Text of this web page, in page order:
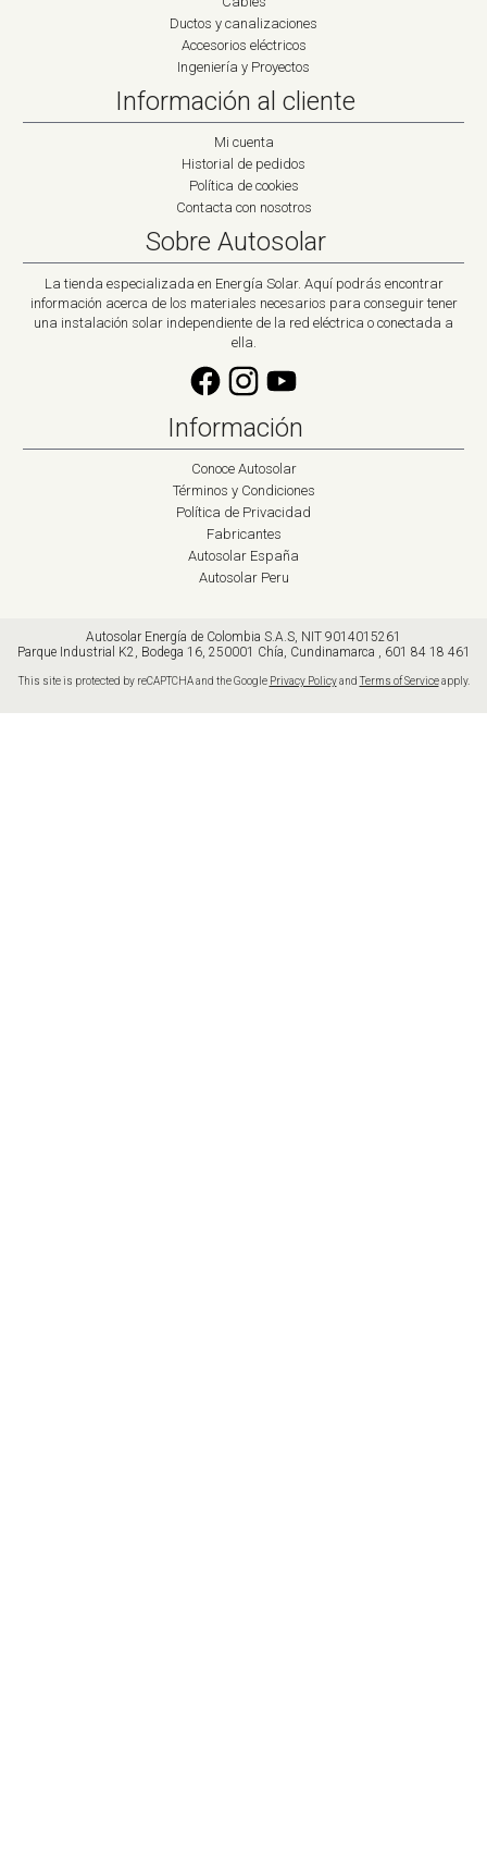
Ductos y canalizaciones
Accesorios eléctricos
Ingeniería y Proyectos
Información al cliente
Mi cuenta
Historial de pedidos
Política de cookies
Contacta con nosotros
Sobre Autosolar
La tienda especializada en Energía Solar. Aquí podrás encontrar
información acerca de los materiales necesarios para conseguir tener
una instalación solar independiente de la red eléctrica o conectada a
ella.
Información
Conoce Autosolar
Términos y Condiciones
Política de Privacidad
Fabricantes
Autosolar España
Autosolar Peru
Autosolar Energía de Colombia S.A.S, NIT 9014015261
Parque Industrial K2, Bodega 16, 250001 Chía, Cundinamarca , 601 84 18 461
This site is protected by reCAPTCHA and the Google Privacy PolicyandTerms of Serviceapply.